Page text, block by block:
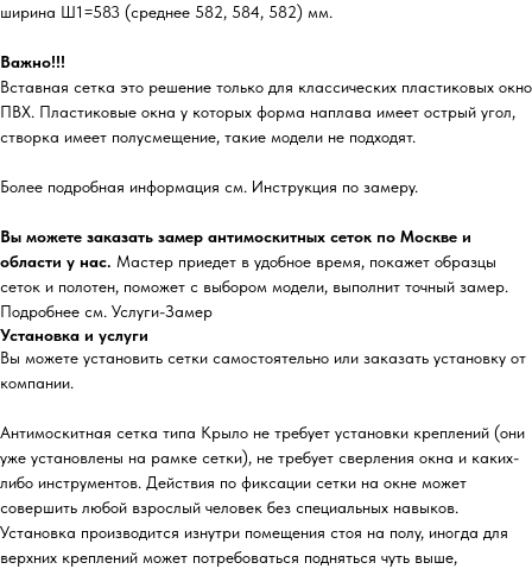
ширина Ш1=583 (среднее 582, 584, 582) мм.
Важно!!!
Вставная сетка это решение только для классических пластиковых окно
ПВХ. Пластиковые окна у которых форма наплава имеет острый угол,
створка имеет полусмещение, такие модели не подходят.
Более подробная информация см. Инструкция по замеру.
Вы можете заказать замер антимоскитных сеток по Москве и
области у нас. Мастер приедет в удобное время, покажет образцы
сеток и полотен, поможет с выбором модели, выполнит точный замер.
Подробнее см. Услуги-Замер
Установка и услуги
Вы можете установить сетки самостоятельно или заказать установку от
компании.
Антимоскитная сетка типа Крыло не требует установки креплений (они
уже установлены на рамке сетки), не требует сверления окна и каких-
либо инструментов. Действия по фиксации сетки на окне может
совершить любой взрослый человек без специальных навыков.
Установка производится изнутри помещения стоя на полу, иногда для
верхних креплений может потребоваться подняться чуть выше,